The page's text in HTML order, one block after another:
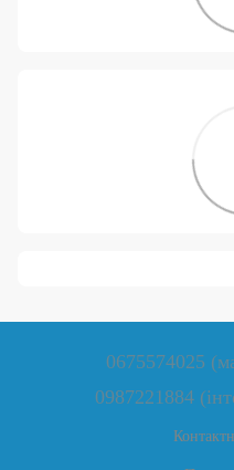
0675574025
0987221884